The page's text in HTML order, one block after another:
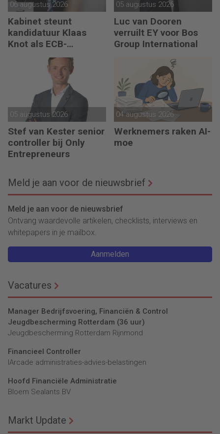
06 augustus 2026
Kabinet steunt
kandidatuur Klaas
Knot als ECB-
05 augustus 2026
Luc van Dooren
verruilt EY voor Bos
Group International
05 augustus 2026
Stef van Kester senior
controller bij Only
Entrepreneurs
04 augustus 2026
Werknemers raken AI-
moe
Meld je aan voor de nieuwsbrief
Meld je aan voor de nieuwsbrief
Ontvang waardevolle artikelen, checklists, interviews en
whitepapers in je mailbox.
Aanmelden
Vacatures
Manager Bedrijfsvoering, Financiën & Control
Jeugdbescherming Rotterdam (36 uur)
Jeugdbescherming Rotterdam Rijnmond
Financieel Controller
lArcade administraties-advies-belastingen
Hoofd Financiële Administratie
Bloem Sealants BV
Markt Update